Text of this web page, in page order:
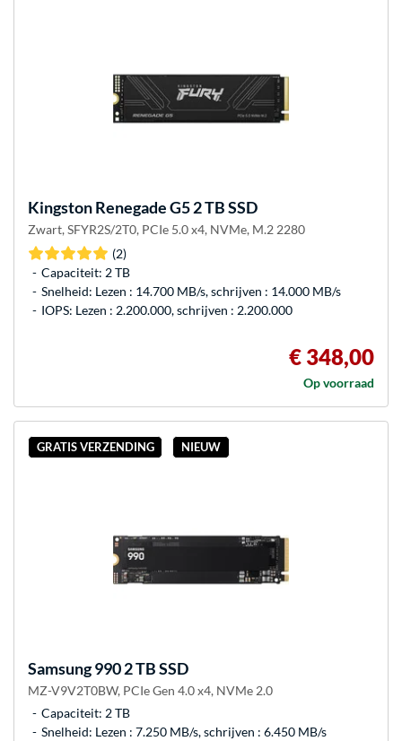
KingstonRenegade G5 2 TB SSD
Zwart, SFYR2S/2T0, PCIe 5.0 x4, NVMe, M.2 2280
(2)
Capaciteit: 2 TB
Snelheid: Lezen : 14.700 MB/s, schrijven : 14.000 MB/s
IOPS: Lezen : 2.200.000, schrijven : 2.200.000
€ 348,00
Op voorraad
GRATIS VERZENDING NIEUW
Samsung990 2 TB SSD
MZ-V9V2T0BW, PCIe Gen 4.0 x4, NVMe 2.0
Capaciteit: 2 TB
Snelheid: Lezen : 7.250 MB/s, schrijven : 6.450 MB/s